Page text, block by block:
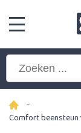
-
Comfort beensteun